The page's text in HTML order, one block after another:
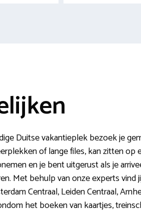
Duitse vakantieplek bezoek je
of lange files, kan zitten
en je bent uitgerust als je
Met behulp van onze experts
Centraal, Leiden Centraal,
het boeken van kaartjes,